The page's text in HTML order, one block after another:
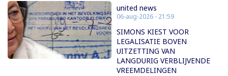
united news
06-aug-2026 - 21:59
SIMONS KIEST VOOR
LEGALISATIE BOVEN
UITZETTING VAN
LANGDURIG VERBLIJVENDE
VREEMDELINGEN